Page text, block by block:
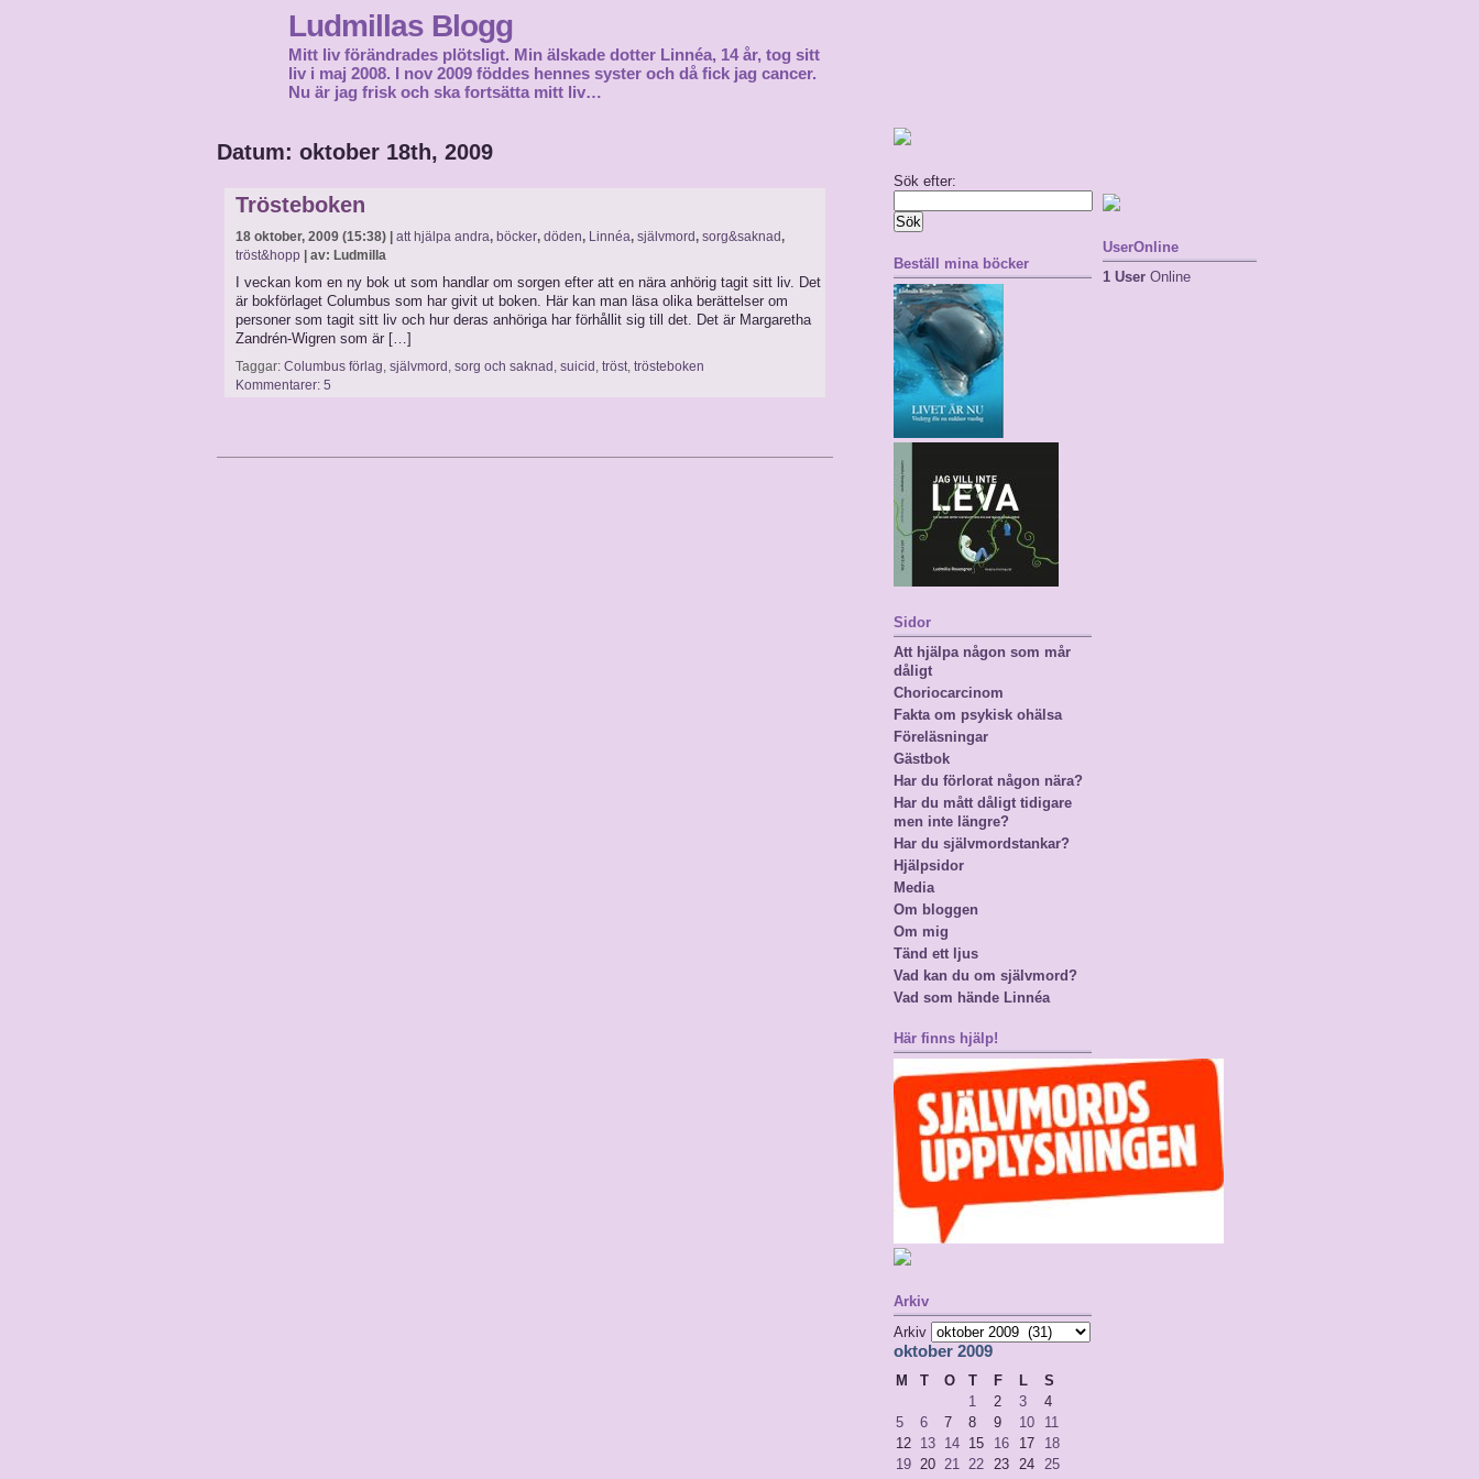
Ludmillas Blogg
Mitt liv förändrades plötsligt. Min älskade dotter Linnéa, 14 år, tog sitt
liv i maj 2008. I nov 2009 föddes hennes syster och då fick jag cancer.
Nu är jag frisk och ska fortsätta mitt liv…
Datum: oktober 18th, 2009
Trösteboken
18 oktober, 2009 (15:38) | att hjälpa andra, böcker, döden, Linnéa, självmord, sorg&saknad,
tröst&hopp | av: Ludmilla
I veckan kom en ny bok ut som handlar om sorgen efter att en nära anhörig tagit sitt liv. Det
är bokförlaget Columbus som har givit ut boken. Här kan man läsa olika berättelser om
personer som tagit sitt liv och hur deras anhöriga har förhållit sig till det. Det är Margaretha
Zandrén-Wigren som är […]
Taggar: Columbus förlag, självmord , sorg och saknad , suicid , tröst, trösteboken
Kommentarer: 5
Sök efter:
Beställ mina böcker
Sidor
Att hjälpa någon som mår
dåligt
Choriocarcinom
Fakta om psykisk ohälsa
Föreläsningar
Gästbok
Har du förlorat någon nära?
Har du mått dåligt tidigare
men inte längre?
Har du självmordstankar?
Hjälpsidor
Media
Om bloggen
Om mig
Tänd ett ljus
Vad kan du om självmord?
Vad som hände Linnéa
Här finns hjälp!
Arkiv
Arkiv
oktober 2009
M T O T F L
S
1
2 3
4
5
6 7 8 9 10
11
12 13 14 15 16 17
18
19 20 21 22 23 24 25
UserOnline
1 User Online